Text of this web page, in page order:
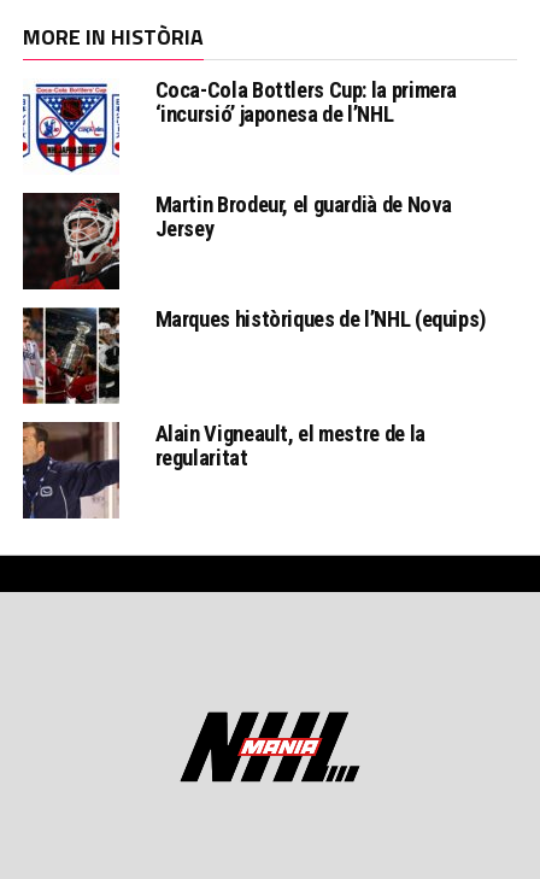
MORE IN HISTÒRIA
Coca-Cola Bottlers Cup: la primera
‘incursió’ japonesa de l’NHL
Martin Brodeur, el guardià de Nova
Jersey
Marques històriques de l’NHL (equips)
Alain Vigneault, el mestre de la
regularitat